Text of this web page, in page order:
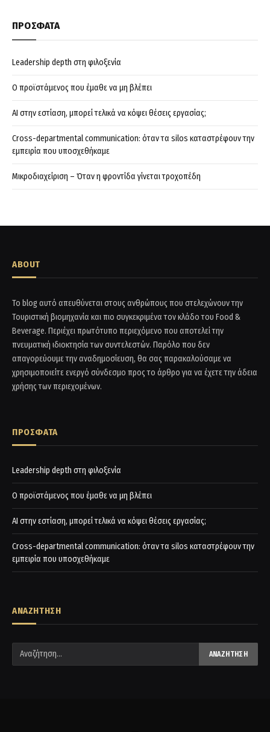
ΠΡΟΣΦΑΤΑ
Leadership depth στη φιλοξενία
Ο προϊστάμενος που έμαθε να μη βλέπει
AI στην εστίαση, μπορεί τελικά να κόψει θέσεις εργασίας;
Cross-departmental communication: όταν τα silos καταστρέφουν την
εμπειρία που υποσχεθήκαμε
Μικροδιαχείριση – Όταν η φροντίδα γίνεται τροχοπέδη
ABOUT
Το blog αυτό απευθύνεται στους ανθρώπους που στελεχώνουν την
Τουριστική βιομηχανία και πιο συγκεκριμένα τον κλάδο του Food &
Beverage. Περιέχει πρωτότυπο περιεχόμενο που αποτελεί την
πνευματική ιδιοκτησία των συντελεστών. Παρόλο που δεν
απαγορεύουμε την αναδημοσίευση, θα σας παρακαλούσαμε να
χρησιμοποιείτε ενεργό σύνδεσμο προς το άρθρο για να έχετε την άδεια
χρήσης των περιεχομένων.
ΠΡΟΣΦΑΤΑ
Leadership depth στη φιλοξενία
Ο προϊστάμενος που έμαθε να μη βλέπει
AI στην εστίαση, μπορεί τελικά να κόψει θέσεις εργασίας;
Cross-departmental communication: όταν τα silos καταστρέφουν την
εμπειρία που υποσχεθήκαμε
ΑΝΑΖΗΤΗΣΗ